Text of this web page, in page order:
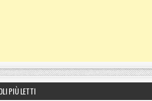
PIÙ LETTI